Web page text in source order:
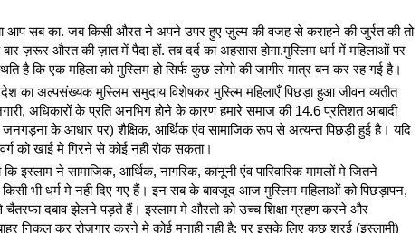
आप सब का. जब किसी औरत ने अपने उपर हुए ज़ुल्म की वजह से कराहने की जुर्रत की तो
ज़रूर औरत की ज़ात में पैदा हों. तब दर्द का अहसास होगा.मु‍स्लिम धर्म में महिलाओं पर
है कि एक महिला को मुस्लिम हो सिर्फ कुछ लोगो की जा‍गीर मात्र बन कर रह गई है।
देश का अल्पसंख्यक मुस्लिम समुदाय विशेषकर मुस्ल्मि महिलाएँ पिछड़ा हुआ जीवन व्यतीत
अधिकारों के प्रति अनभिग होने के कारण हमारे समाज की 14.6 प्रतिशत आबादी
के आधार पर) शैक्षिक, आर्थिक एंव सामाजिक रूप से अत्यन्त पिछड़ी हुई है। यदि
को खाई मे गिरने से कोई नही रोक सकता।
इस्लाम ने सामाजिक, आर्थिक, नागरिक, कानूनी एंव पारिवारिक मामलों मे जितने
भी धर्म मे नही दिए गए हैं। इन सब के बावजूद आज मुस्लिम महिलाओं को पिछड़ापन,
चैतरफा दबाव झेलने पड़ते हैं। इस्लाम मे औरतो को उच्च शिक्षा ग्रहण करने और
निकल कर रोज़गार करने मे कोई मनाही नही है; पर इसके लिए कुछ शरई (इस्लामी)